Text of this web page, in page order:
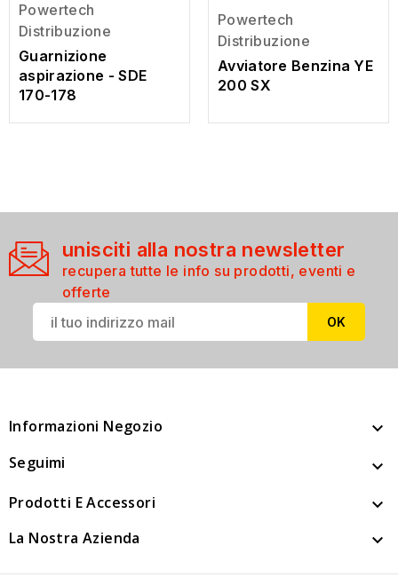
Powertech
Distribuzione
Guarnizione
aspirazione - SDE
170-178
Powertech
Distribuzione
Avviatore Benzina YE
200 SX
unisciti alla nostra newsletter
recupera tutte le info su prodotti, eventi e
offerte
Informazioni Negozio 
Seguimi 
Prodotti E Accessori 
La Nostra Azienda 